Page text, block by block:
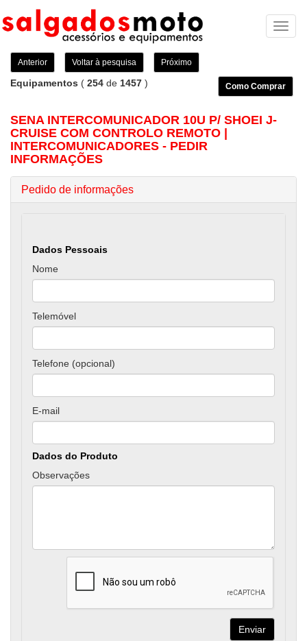
Anterior Voltar à pesquisa Próximo
Equipamentos ( 254 de 1457 ) Como Comprar
SENA INTERCOMUNICADOR 10U P/ SHOEI J-
CRUISE COM CONTROLO REMOTO |
INTERCOMUNICADORES - PEDIR
INFORMAÇÕES
Pedido de informações
Dados Pessoais
Nome
Telemóvel
Telefone (opcional)
E-mail
Dados do Produto
Observações